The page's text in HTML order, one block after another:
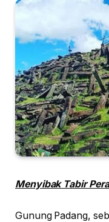
Menyibak Tabir
Gunung Padang,